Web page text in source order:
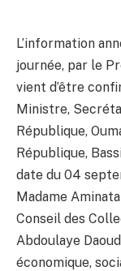
L’information
journée, par le
vient d’être
Ministre,
République,
République,
date du 04
Madame
Conseil des
Abdoulaye
économique,